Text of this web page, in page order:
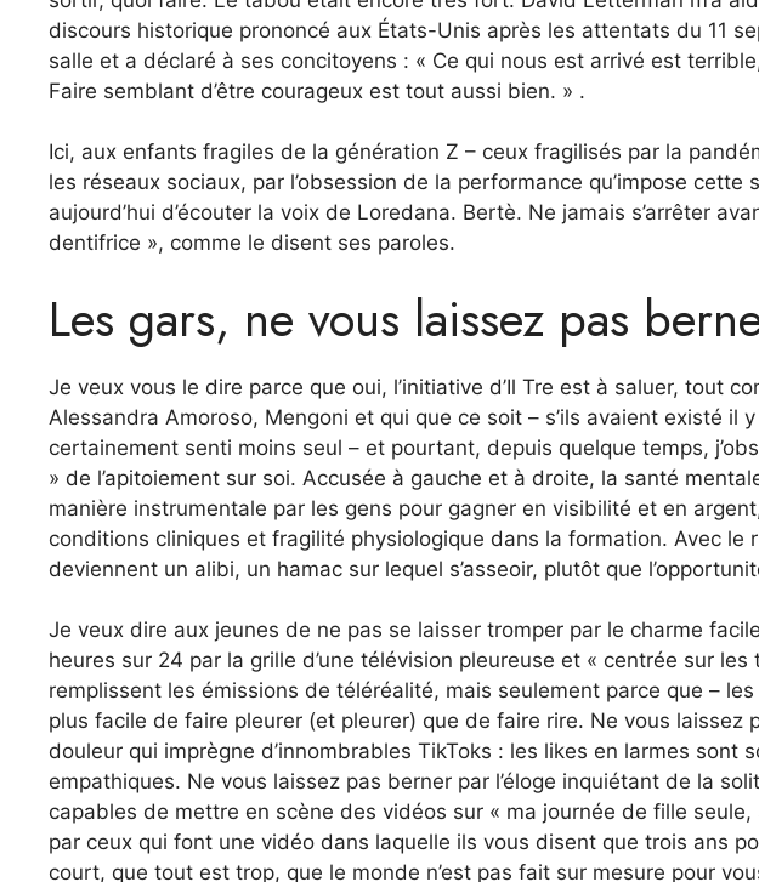
discours historique prononcé aux États-Unis après les attentats du 11
salle et a déclaré à ses concitoyens : « Ce qui nous est arrivé est
Faire semblant d’être courageux est tout aussi bien. » .
Ici, aux enfants fragiles de la génération Z – ceux fragilisés par la
les réseaux sociaux, par l’obsession de la performance qu’impose
aujourd’hui d’écouter la voix de Loredana. Bertè. Ne jamais s’arrêter
dentifrice », comme le disent ses paroles.
Les gars, ne vous laissez pas
Je veux vous le dire parce que oui, l’initiative d’Il Tre est à saluer, tout
Alessandra Amoroso, Mengoni et qui que ce soit – s’ils avaient existé il
certainement senti moins seul – et pourtant, depuis quelque temps,
» de l’apitoiement sur soi. Accusée à gauche et à droite, la santé
manière instrumentale par les gens pour gagner en visibilité et en
conditions cliniques et fragilité physiologique dans la formation. Avec le
deviennent un alibi, un hamac sur lequel s’asseoir, plutôt que
Je veux dire aux jeunes de ne pas se laisser tromper par le charme
heures sur 24 par la grille d’une télévision pleureuse et « centrée sur
remplissent les émissions de téléréalité, mais seulement parce que –
plus facile de faire pleurer (et pleurer) que de faire rire. Ne vous laissez
douleur qui imprègne d’innombrables TikToks : les likes en larmes sont
empathiques. Ne vous laissez pas berner par l’éloge inquiétant de la
capables de mettre en scène des vidéos sur « ma journée de fille
par ceux qui font une vidéo dans laquelle ils vous disent que trois ans
court, que tout est trop, que le monde n’est pas fait sur mesure pour